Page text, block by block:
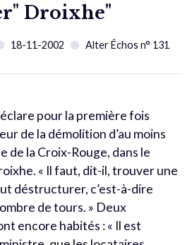
Droixhe"
18-11-2002 Alter Échos n° 131
pour la première fois
de la démolition d’au moins
de la Croix-Rouge, dans le
« Il faut, dit-il, trouver une
déstructurer, c’est-à-dire
de tours. » Deux
encore habités : « Il est